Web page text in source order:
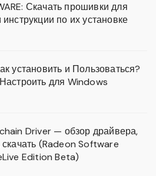
Скачать прошивки для
по их установке
установить и Пользоваться?
для Windows
Driver — обзор драйвера,
скачать (Radeon Software
Edition Beta)